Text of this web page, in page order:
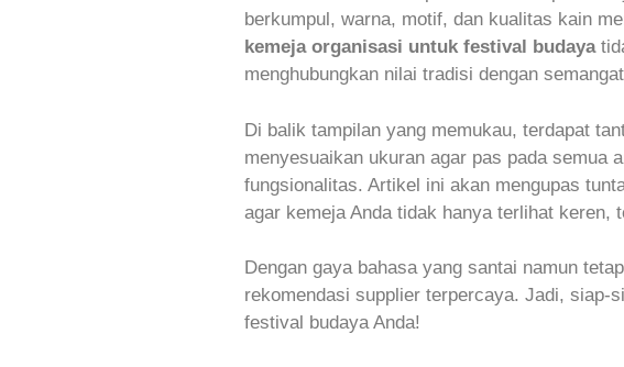
berkumpul, warna, motif, dan kualitas kain
kemeja organisasi untuk festival budaya
menghubungkan nilai tradisi dengan
Di balik tampilan yang memukau, terdapat
menyesuaikan ukuran agar pas pada semua
fungsionalitas. Artikel ini akan mengupas
agar kemeja Anda tidak hanya terlihat keren,
Dengan gaya bahasa yang santai namun
rekomendasi supplier terpercaya. Jadi, siap-
festival budaya Anda!